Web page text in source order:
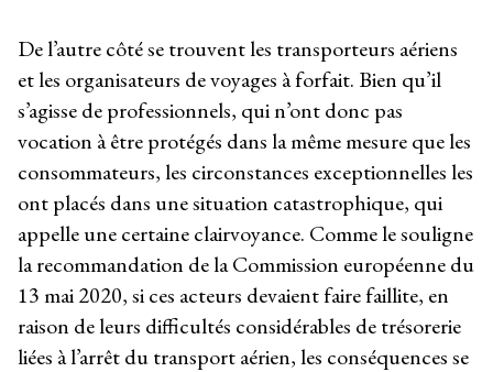
De l’autre côté se trouvent les transporteurs aériens
et les organisateurs de voyages à forfait. Bien qu’il
s’agisse de professionnels, qui n’ont donc pas
vocation à être protégés dans la même mesure que les
consommateurs, les circonstances exceptionnelles les
ont placés dans une situation catastrophique, qui
appelle une certaine clairvoyance. Comme le souligne
la recommandation de la Commission européenne du
13 mai 2020, si ces acteurs devaient faire faillite, en
raison de leurs difficultés considérables de trésorerie
liées à l’arrêt du transport aérien, les conséquences se